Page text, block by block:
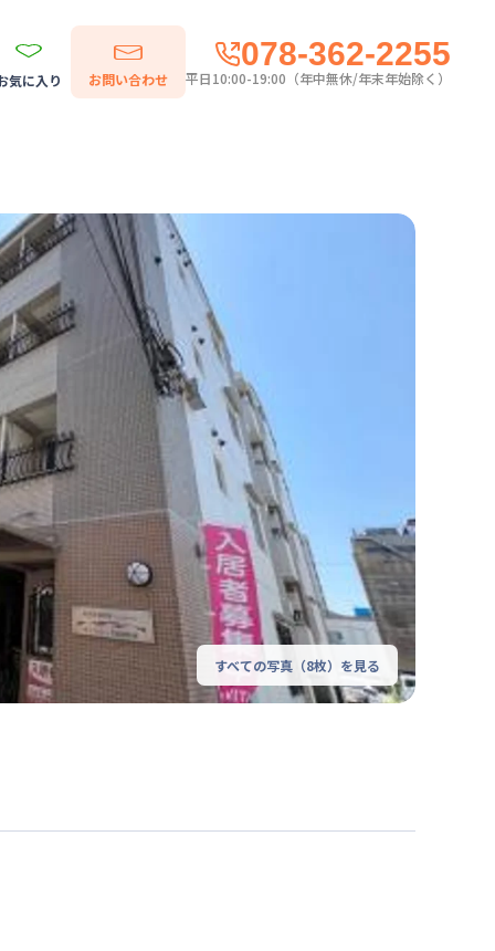
気に入り お問い合わせ
078-362-2255
平日10:00-19:00（年中無休/年末年始除く）
すべての写真（8枚）を見る